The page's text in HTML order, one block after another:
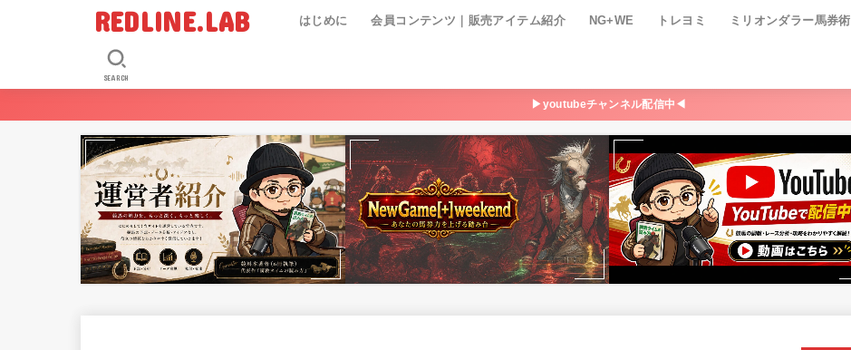
REDLINE.LAB はじめに 会員コンテンツ｜販売アイテム紹介 NG+WE トレヨミ ミリオンダラー馬券術
SEARCH
▶youtubeチャンネル配信中◀